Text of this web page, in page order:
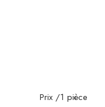
Prix /1 pièce